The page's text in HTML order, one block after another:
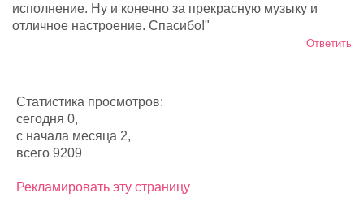
исполнение. Ну и конечно за прекрасную музыку и
отличное настроение. Спасибо!"
Ответить
Статистика просмотров:
сегодня 0,
с начала месяца 2,
всего 9209
Рекламировать эту страницу